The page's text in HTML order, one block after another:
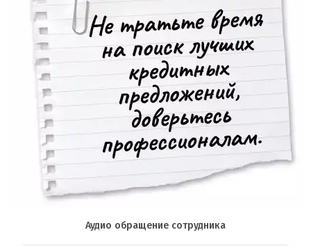
Аудио обращение сотрудника